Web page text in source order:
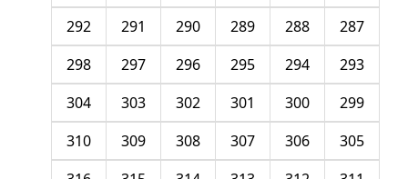
287
288
289
290
291
292
293
294
295
296
297
298
299
300
301
302
303
304
305
306
307
308
309
310